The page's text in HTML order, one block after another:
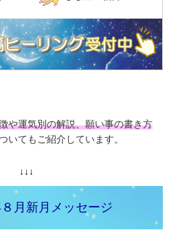
や運気別の解説、願い事の書き方
いてもご紹介しています。
↓↓↓
月新月メッセージ